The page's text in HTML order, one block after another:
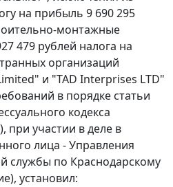
на прибыль 9 690 295
монтажные
479 рублей налога на
организаций
и "TAD Interprises LTD"
в порядке статьи
кодекса
при участии в деле в
лица - Управления
службы по Краснодарскому
установил: